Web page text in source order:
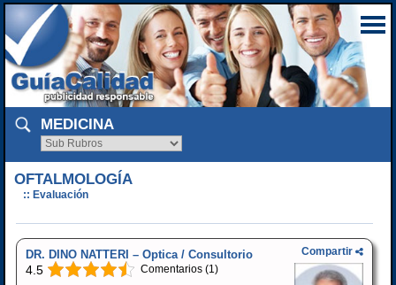
MEDICINA
OFTALMOLOGÍA
:: Evaluación
Compartir
DR. DINO NATTERI – Optica / Consultorio
4.5
Comentarios (1)